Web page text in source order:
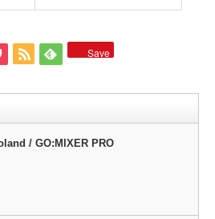
Save
/ GO:MIXER PRO